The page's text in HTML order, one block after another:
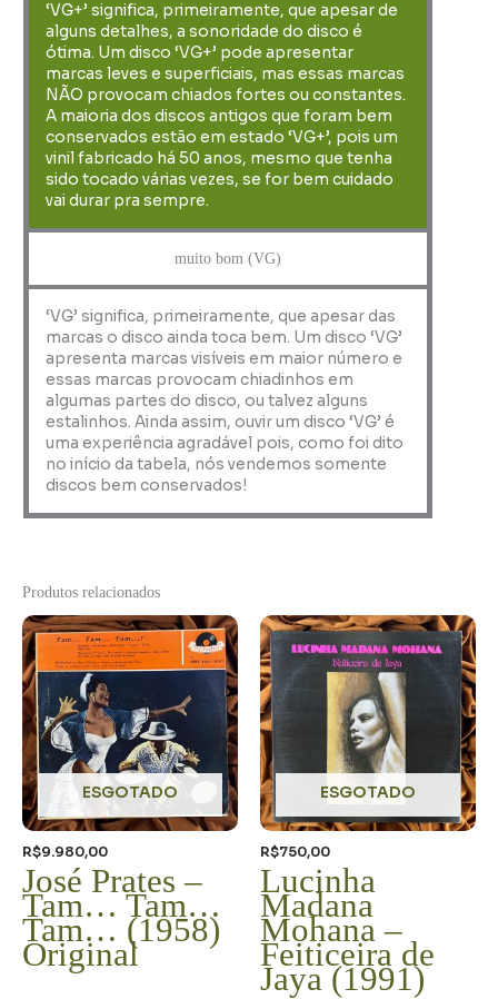
‘VG+’ significa, primeiramente, que apesar de
alguns detalhes, a sonoridade do disco é
ótima. Um disco ‘VG+’ pode apresentar
marcas leves e superficiais, mas essas marcas
NÃO provocam chiados fortes ou constantes.
A maioria dos discos antigos que foram bem
conservados estão em estado ‘VG+’, pois um
vinil fabricado há 50 anos, mesmo que tenha
sido tocado várias vezes, se for bem cuidado
vai durar pra sempre.
muito bom (VG)
‘VG’ significa, primeiramente, que apesar das
marcas o disco ainda toca bem. Um disco ‘VG’
apresenta marcas visíveis em maior número e
essas marcas provocam chiadinhos em
algumas partes do disco, ou talvez alguns
estalinhos. Ainda assim, ouvir um disco ‘VG’ é
uma experiência agradável pois, como foi dito
no início da tabela, nós vendemos somente
discos bem conservados!
Produtos relacionados
ESGOTADO
R$9.980,00
José Prates –
Tam… Tam…
Tam… (1958)
Original
ESGOTADO
R$750,00
Lucinha
Madana
Mohana –
Feiticeira de
Jaya (1991)